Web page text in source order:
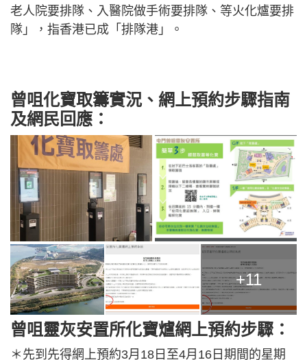
老人院要排隊、入醫院做手術要排隊、等火化爐要排
隊」，指香港已成「排隊港」。
曾咀化寶取籌實況、網上預約步驟指南
及網民回應：
+11
曾咀靈灰安置所化寶爐網上預約步驟：
＊先到先得網上預約3月18日至4月16日期間的星期